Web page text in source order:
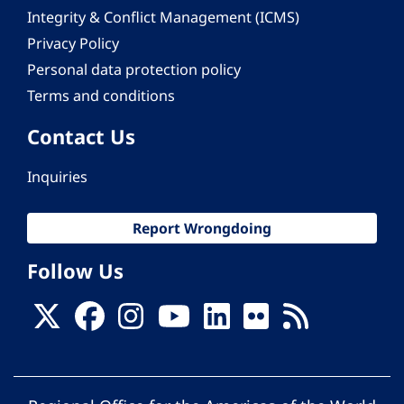
Integrity & Conflict Management (ICMS)
Privacy Policy
Personal data protection policy
Terms and conditions
Contact Us
Inquiries
Report Wrongdoing
Follow Us